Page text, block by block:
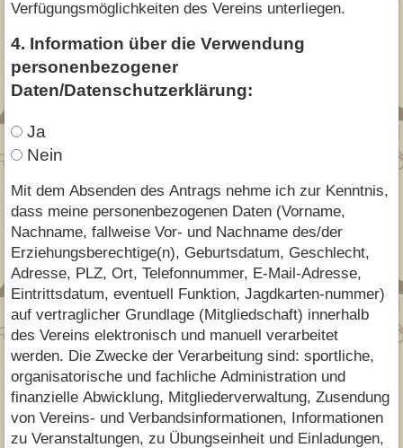
Verfügungsmöglichkeiten des Vereins unterliegen.
4. Information über die Verwendung
personenbezogener
Daten/Datenschutzerklärung:
Ja
Nein
Mit dem Absenden des Antrags nehme ich zur Kenntnis,
dass meine personenbezogenen Daten (Vorname,
Nachname, fallweise Vor- und Nachname des/der
Erziehungsberechtige(n), Geburtsdatum, Geschlecht,
Adresse, PLZ, Ort, Telefonnummer, E-Mail-Adresse,
Eintrittsdatum, eventuell Funktion, Jagdkarten-nummer)
auf vertraglicher Grundlage (Mitgliedschaft) innerhalb
des Vereins elektronisch und manuell verarbeitet
werden. Die Zwecke der Verarbeitung sind: sportliche,
organisatorische und fachliche Administration und
finanzielle Abwicklung, Mitgliederverwaltung, Zusendung
von Vereins- und Verbandsinformationen, Informationen
zu Veranstaltungen, zu Übungseinheit und Einladungen,